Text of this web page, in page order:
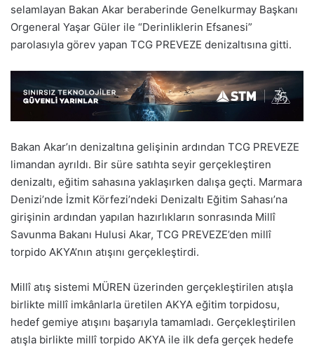
selamlayan Bakan Akar beraberinde Genelkurmay Başkanı
Orgeneral Yaşar Güler ile “Derinliklerin Efsanesi”
parolasıyla görev yapan TCG PREVEZE denizaltısına gitti.
Bakan Akar’ın denizaltına gelişinin ardından TCG PREVEZE
limandan ayrıldı. Bir süre satıhta seyir gerçekleştiren
denizaltı, eğitim sahasına yaklaşırken dalışa geçti. Marmara
Denizi’nde İzmit Körfezi’ndeki Denizaltı Eğitim Sahası’na
girişinin ardından yapılan hazırlıkların sonrasında Millî
Savunma Bakanı Hulusi Akar, TCG PREVEZE’den millî
torpido AKYA’nın atışını gerçekleştirdi.
Millî atış sistemi MÜREN üzerinden gerçekleştirilen atışla
birlikte millî imkânlarla üretilen AKYA eğitim torpidosu,
hedef gemiye atışını başarıyla tamamladı. Gerçekleştirilen
atışla birlikte millî torpido AKYA ile ilk defa gerçek hedefe